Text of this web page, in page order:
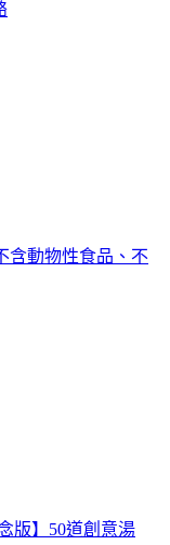
含動物性食品、不
版】50道創意湯